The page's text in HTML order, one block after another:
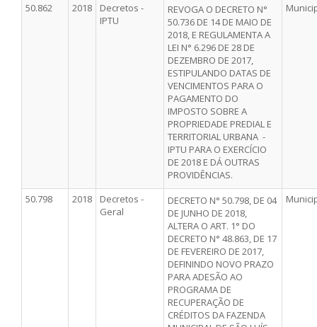
50.862 2018
Decretos -
IPTU
REVOGA O DECRETO N°
50.736 DE 14 DE MAIO DE
2018, E REGULAMENTA A
LEI N° 6.296 DE 28 DE
DEZEMBRO DE 2017,
ESTIPULANDO DATAS DE
VENCIMENTOS PARA O
PAGAMENTO DO
IMPOSTO SOBRE A
PROPRIEDADE PREDIAL E
TERRITORIAL URBANA -
IPTU PARA O EXERCÍCIO
DE 2018 E DÁ OUTRAS
PROVIDÊNCIAS.
50.798 2018
Decretos -
Geral
DECRETO N° 50.798, DE 04
DE JUNHO DE 2018,
ALTERA O ART. 1° DO
DECRETO N° 48.863, DE 17
DE FEVEREIRO DE 2017,
DEFININDO NOVO PRAZO
PARA ADESÃO AO
PROGRAMA DE
RECUPERAÇÃO DE
CRÉDITOS DA FAZENDA